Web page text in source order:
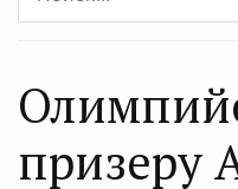
призеру